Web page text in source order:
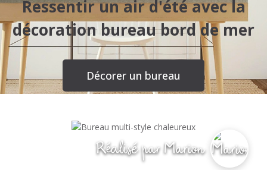
Ressentir un air d'été avec la
décoration bureau bord de mer
Décorer un bureau
Réalisé par Marion